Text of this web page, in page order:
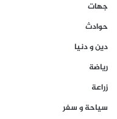
جهات
حوادث
دين و دنيا
رياضة
زراعة
سياحة و سفر